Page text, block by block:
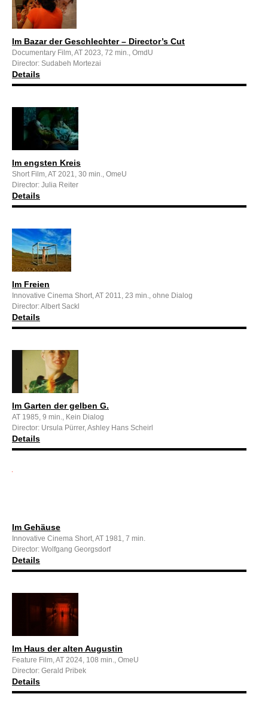
Im Bazar der Geschlechter – Director’s Cut
Documentary Film, AT 2023, 72 min., OmdU
Director: Sudabeh Mortezai
Details
Im engsten Kreis
Short Film, AT 2021, 30 min., OmeU
Director: Julia Reiter
Details
Im Freien
Innovative Cinema Short, AT 2011, 23 min., ohne Dialog
Director: Albert Sackl
Details
Im Garten der gelben G.
AT 1985, 9 min., Kein Dialog
Director: Ursula Pürrer, Ashley Hans Scheirl
Details
Im Gehäuse
Innovative Cinema Short, AT 1981, 7 min.
Director: Wolfgang Georgsdorf
Details
Im Haus der alten Augustin
Feature Film, AT 2024, 108 min., OmeU
Director: Gerald Pribek
Details